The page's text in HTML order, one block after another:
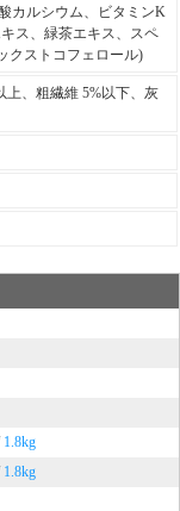
カルシウム、ビタミンK
ス、緑茶エキス、スペ
クストコフェロール)
上、粗繊維 5%以下、灰
1.8kg
1.8kg